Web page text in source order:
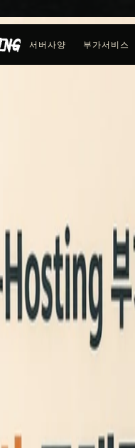
서버사양 부가서비스